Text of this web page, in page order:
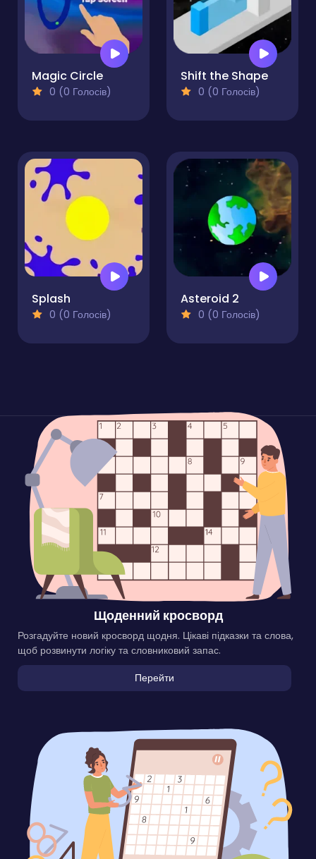
Magic Circle
0 (0 Голосів)
Shift the Shape
0 (0 Голосів)
Splash
0 (0 Голосів)
Asteroid 2
0 (0 Голосів)
Щоденний кросворд
Розгадуйте новий кросворд щодня. Цікаві підказки та слова,
щоб розвинути логіку та словниковий запас.
Перейти